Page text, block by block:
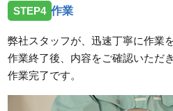
STEP4 作業
弊社スタッフが、迅速丁寧に作業
作業終了後、内容をご確認いただ
作業完了です。